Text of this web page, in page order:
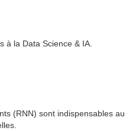
à la Data Science & IA.
(RNN) sont indispensables au